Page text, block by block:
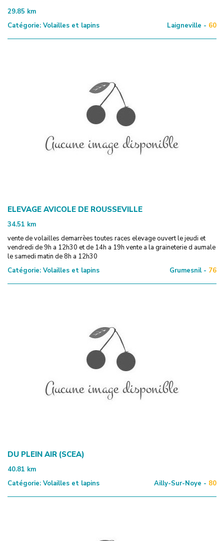
29.85 km
Catégorie: Volailles et lapins Laigneville - 60
ELEVAGE AVICOLE DE ROUSSEVILLE
34.51 km
vente de volailles demarrèes toutes races elevage ouvert le jeudi et
vendredi de 9h a 12h30 et de 14h a 19h vente a la graineterie d aumale
le samedi matin de 8h a 12h30
Catégorie: Volailles et lapins Grumesnil - 76
DU PLEIN AIR (SCEA)
40.81 km
Catégorie: Volailles et lapins Ailly-Sur-Noye - 80